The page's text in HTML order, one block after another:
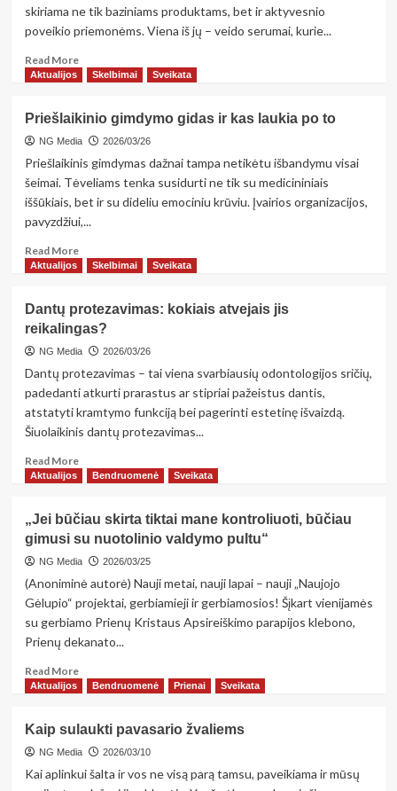
jai
skiriama ne tik baziniams produktams, bet ir aktyvesnio
poveikio priemonėms. Viena iš jų – veido serumai, kurie...
Read MoreRead
more
serumai
–
koncentruota
pagalba
Aktualijos Skelbimai Sveikata
Priešlaikinio gimdymo gidas ir kas laukia po to
NG Media 2026/03/26
Priešlaikinis gimdymas dažnai tampa netikėtu išbandymu visai
šeimai. Tėveliams tenka susidurti ne tik su medicininiais
iššūkiais, bet ir su dideliu emociniu krūviu. Įvairios organizacijos,
pavyzdžiui,...
Read MoreRead
more
gimdymo
gidas
ir
po
to
Aktualijos Skelbimai Sveikata
Dantų protezavimas: kokiais atvejais jis
reikalingas?
NG Media 2026/03/26
Dantų protezavimas – tai viena svarbiausių odontologijos sričių,
padedanti atkurti prarastus ar stipriai pažeistus dantis,
atstatyti kramtymo funkciją bei pagerinti estetinę išvaizdą.
Šiuolaikinis dantų protezavimas...
Read MoreRead
more
protezavimas:
kokiais
atvejais
jis
reikalingas?
Aktualijos Bendruomenė Sveikata
„Jei būčiau skirta tiktai mane kontroliuoti, būčiau
gimusi su nuotolinio valdymo pultu“
NG Media 2026/03/25
(Anoniminė autorė) Nauji metai, nauji lapai – nauji „Naujojo
Gėlupio“ projektai, gerbiamieji ir gerbiamosios! Šįkart vienijamės
su gerbiamo Prienų Kristaus Apsireiškimo parapijos klebono,
Prienų dekanato...
Read MoreRead
more
būčiau
skirta
tiktai
mane
Aktualijos Bendruomenė Prienai Sveikata
Kaip sulaukti pavasario žvaliems
NG Media 2026/03/10
Kai aplinkui šalta ir vos ne visą parą tamsu, paveikiama ir mūsų